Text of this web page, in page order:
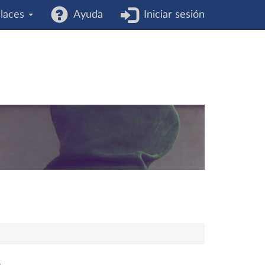
Ayuda Iniciar sesión